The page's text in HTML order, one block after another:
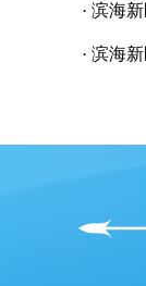
· 滨海
· 滨海